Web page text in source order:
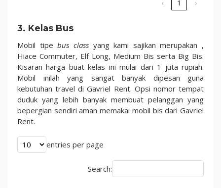
‹ 1 ›
3. Kelas Bus
Mobil tipebus classyang kami sajikan merupakan ,
Hiace Commuter, Elf Long, Medium Bis serta Big Bis.
Kisaran harga buat kelas ini mulai dari 1 juta rupiah.
Mobil inilah yang sangat banyak dipesan guna
kebutuhan travel di Gavriel Rent. Opsi nomor tempat
duduk yang lebih banyak membuat pelanggan yang
bepergian sendiri aman memakai mobil bis dari Gavriel
Rent.
entries per page
Search: